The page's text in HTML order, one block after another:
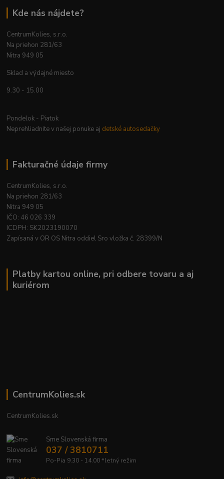
Kde nás nájdete?
CentrumKolies, s.r.o.
Na priehon 281/63
Nitra 949 05
Sklad a výdajné miesto
9.30 - 15.00
Pondelok - Piatok
Neprehliadnite v našej ponuke aj detské autosedačky
Fakturačné údaje firmy
CentrumKolies, s.r.o.
Na priehon 281/63
Nitra 949 05
IČO: 46 026 339
ICDPH: SK2023190070
Zapísaná v OR OS Nitra oddiel Sro vložka č. 28399/N
Platby kartou online, pri odbere tovaru a aj
kuriérom
CentrumKolies.sk
CentrumKolies.sk
Sme Slovenská firma
037 / 3810711
Po-Pia 9.30 - 14.00 *letný režim